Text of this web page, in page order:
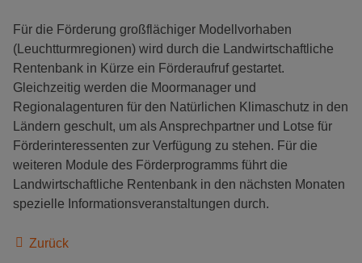
Für die Förderung großflächiger Modellvorhaben
(Leuchtturmregionen) wird durch die Landwirtschaftliche
Rentenbank in Kürze ein Förderaufruf gestartet.
Gleichzeitig werden die Moormanager und
Regionalagenturen für den Natürlichen Klimaschutz in den
Ländern geschult, um als Ansprechpartner und Lotse für
Förderinteressenten zur Verfügung zu stehen. Für die
weiteren Module des Förderprogramms führt die
Landwirtschaftliche Rentenbank in den nächsten Monaten
spezielle Informationsveranstaltungen durch.
Zurück